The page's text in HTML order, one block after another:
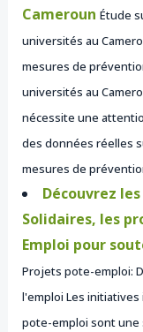
Cameroun Étude
universités au
mesures de
universités au
nécessite une
des données réelles
mesures de
Découvrez
Solidaires, les
Emploi pour
Projets pote-emploi:
l'emploi Les
pote-emploi sont une